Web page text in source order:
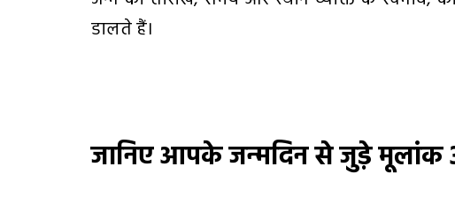
डालते हैं।
जानिए आपके जन्मदिन से जुड़े मूलांक